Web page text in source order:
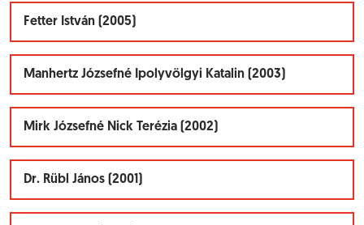
Fetter István (2005)
Manhertz Józsefné Ipolyvölgyi Katalin (2003)
Mirk Józsefné Nick Terézia (2002)
Dr. Rübl János (2001)